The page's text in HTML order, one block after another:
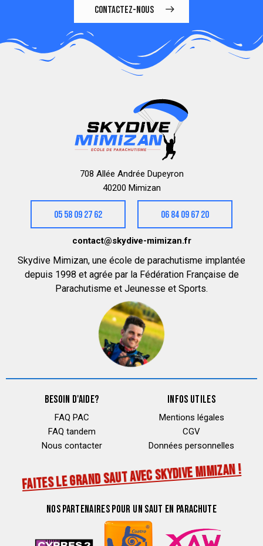
CONTACTEZ-NOUS
708 Allée Andrée Dupeyron
40200 Mimizan
05 58 09 27 62 06 84 09 67 20
contact@skydive-mimizan.fr
Skydive Mimizan, une école de parachutisme implantée
depuis 1998 et agrée par la Fédération Française de
Parachutisme et Jeunesse et Sports.
BESOIN D'AIDE?
FAQ PAC
FAQ tandem
Nous contacter
INFOS UTILES
Mentions légales
CGV
Données personnelles
FAITES LE GRAND SAUT AVEC SKYDIVE MIMIZAN !
NOS PARTENAIRES POUR UN SAUT EN PARACHUTE